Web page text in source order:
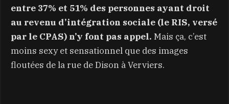
entre 37% et 51% des personnes ayant droit
au revenu d’intégration sociale (le RIS, versé
par le CPAS) n’y font pas appel. Mais ça, c’est
moins sexy et sensationnel que des images
floutées de la rue de Dison à Verviers.